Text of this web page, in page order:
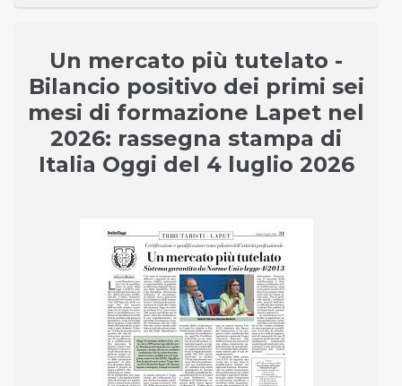
Un mercato più tutelato -
Bilancio positivo dei primi sei
mesi di formazione Lapet nel
2026: rassegna stampa di
Italia Oggi del 4 luglio 2026